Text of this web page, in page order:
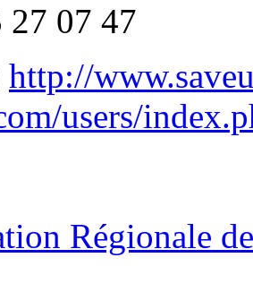
27 07 47
http://
users/
Régionale